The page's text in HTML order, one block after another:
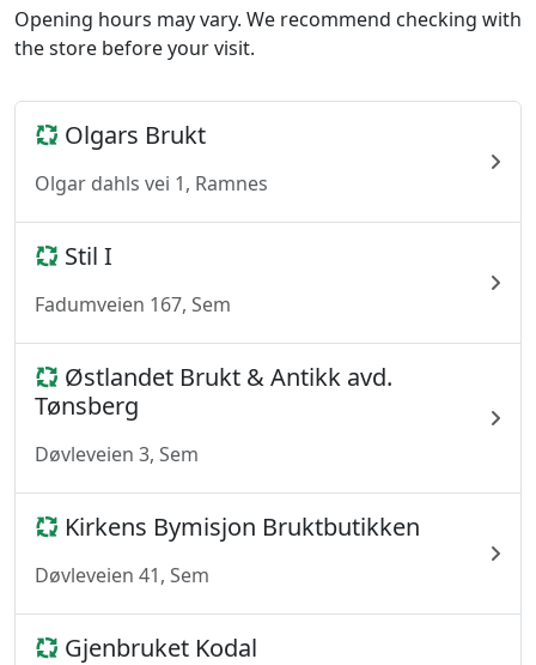
Opening hours may vary. We recommend checking with
the store before your visit.
Olgars Brukt
Olgar dahls vei 1, Ramnes
Stil I
Fadumveien 167, Sem
Østlandet Brukt & Antikk avd.
Tønsberg
Døvleveien 3, Sem
Kirkens Bymisjon Bruktbutikken
Døvleveien 41, Sem
Gjenbruket Kodal